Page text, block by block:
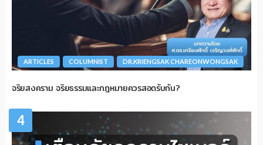
ARTICLES COLUMNIST DR.KRIENGSAK CHAREONWONGSAK
จริยสงคราม จริยธรรมและกฎหมายควรสอดรับกัน?
4